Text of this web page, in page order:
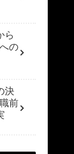
ら
の
決
前